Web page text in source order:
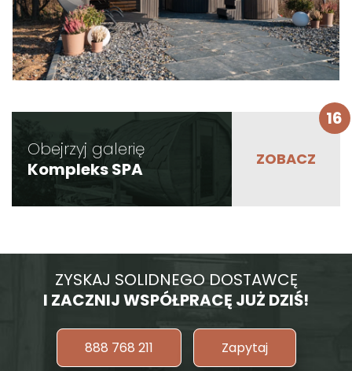
Obejrzyj galerię
Kompleks SPA
16
ZYSKAJ SOLIDNEGO DOSTAWCĘ
I ZACZNIJ WSPÓŁPRACĘ JUŻ DZIŚ!
888 768 211 Zapytaj